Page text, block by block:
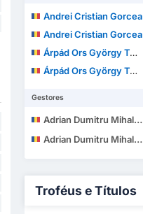
Andrei Cristian Gorcea
Andrei Cristian Gorcea
Árpád Ors György Tordai
Árpád Ors György Tordai
Gestores
Adrian Dumitru Mihalcea
Adrian Dumitru Mihalcea
Troféus e Títulos